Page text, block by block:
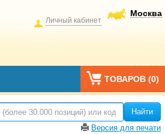
Москва
Личный кабинет
ТОВАРОВ (0)
Найти
Версия для печати